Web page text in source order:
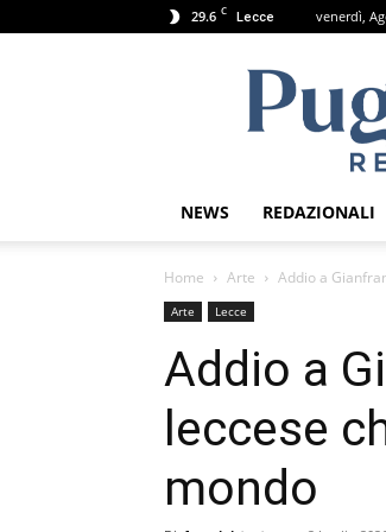
29.6 C Lecce venerdì,
NEWS REDAZIONALI
Home Arte Addio a
Arte Lecce
Addio a
leccese
mondo